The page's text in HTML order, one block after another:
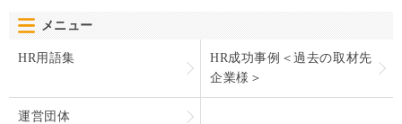
メニュー
HR用語集
HR成功事例＜過去の取材先
企業様＞
運営団体